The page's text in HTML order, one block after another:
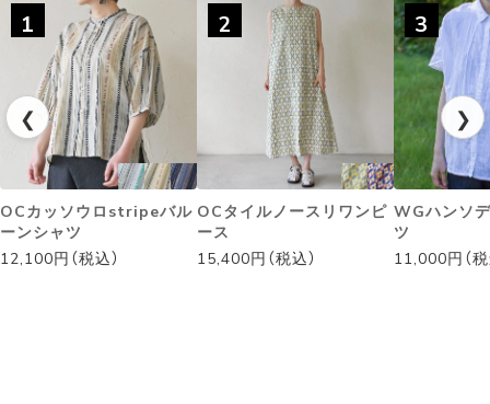
❮
1
OCカッソウロstripeバル
ーンシャツ
12,100円（税込）
2
OCタイルノースリワンピ
ース
15,400円（税込）
3
WGハンソ
ツ
11,000円（税
❯